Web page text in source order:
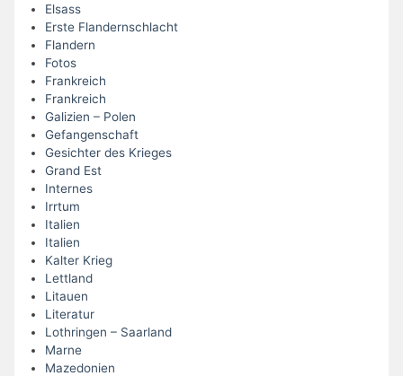
Elsass
Erste Flandernschlacht
Flandern
Fotos
Frankreich
Frankreich
Galizien – Polen
Gefangenschaft
Gesichter des Krieges
Grand Est
Internes
Irrtum
Italien
Italien
Kalter Krieg
Lettland
Litauen
Literatur
Lothringen – Saarland
Marne
Mazedonien